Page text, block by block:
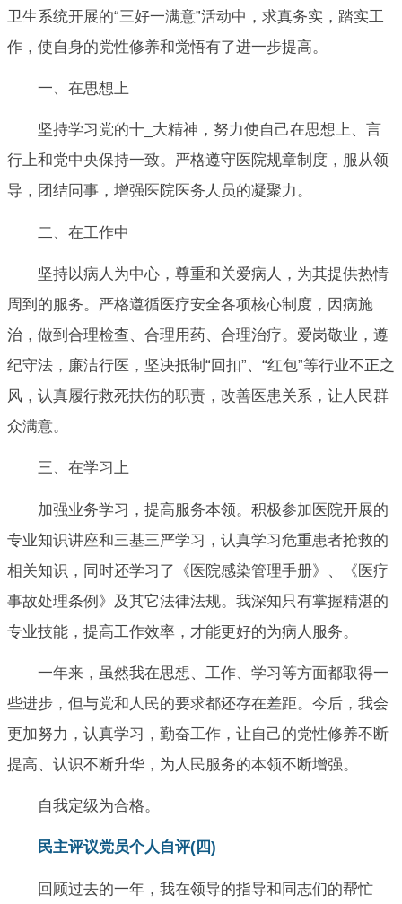
卫生系统开展的“三好一满意”活动中，求真务实，踏实工
作，使自身的党性修养和觉悟有了进一步提高。
一、在思想上
坚持学习党的十_大精神，努力使自己在思想上、言
行上和党中央保持一致。严格遵守医院规章制度，服从领
导，团结同事，增强医院医务人员的凝聚力。
二、在工作中
坚持以病人为中心，尊重和关爱病人，为其提供热情
周到的服务。严格遵循医疗安全各项核心制度，因病施
治，做到合理检查、合理用药、合理治疗。爱岗敬业，遵
纪守法，廉洁行医，坚决抵制“回扣”、“红包”等行业不正之
风，认真履行救死扶伤的职责，改善医患关系，让人民群
众满意。
三、在学习上
加强业务学习，提高服务本领。积极参加医院开展的
专业知识讲座和三基三严学习，认真学习危重患者抢救的
相关知识，同时还学习了《医院感染管理手册》、《医疗
事故处理条例》及其它法律法规。我深知只有掌握精湛的
专业技能，提高工作效率，才能更好的为病人服务。
一年来，虽然我在思想、工作、学习等方面都取得一
些进步，但与党和人民的要求都还存在差距。今后，我会
更加努力，认真学习，勤奋工作，让自己的党性修养不断
提高、认识不断升华，为人民服务的本领不断增强。
自我定级为合格。
民主评议党员个人自评(四)
回顾过去的一年，我在领导的指导和同志们的帮忙